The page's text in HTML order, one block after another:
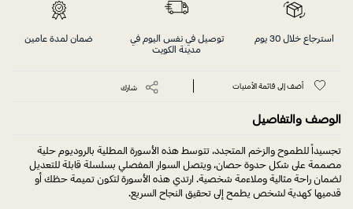
استرجاع خلال 30 يوم
توصيل في نفس اليوم في
مدينة الكويت
ضمان لمدة عامين
أضف إلى قائمة الأمنيات شارك
الوصف والتفاصيل
تجسيداً للطموح والزخم المتجدد، تتوسط هذه الأسورة المطلية بالروديوم حلية
مصممة على شكل حدوة حصان، ويتصل السوار المفصلي بسلسلة قابلة للتعديل
لضمان راحة مثالية وملاءمة شخصية. ارتدي هذه الأسورة لتكون تميمة حظك أو
قدميها كهدية لشخص يطمح إلى تحقيق النجاح السريع.